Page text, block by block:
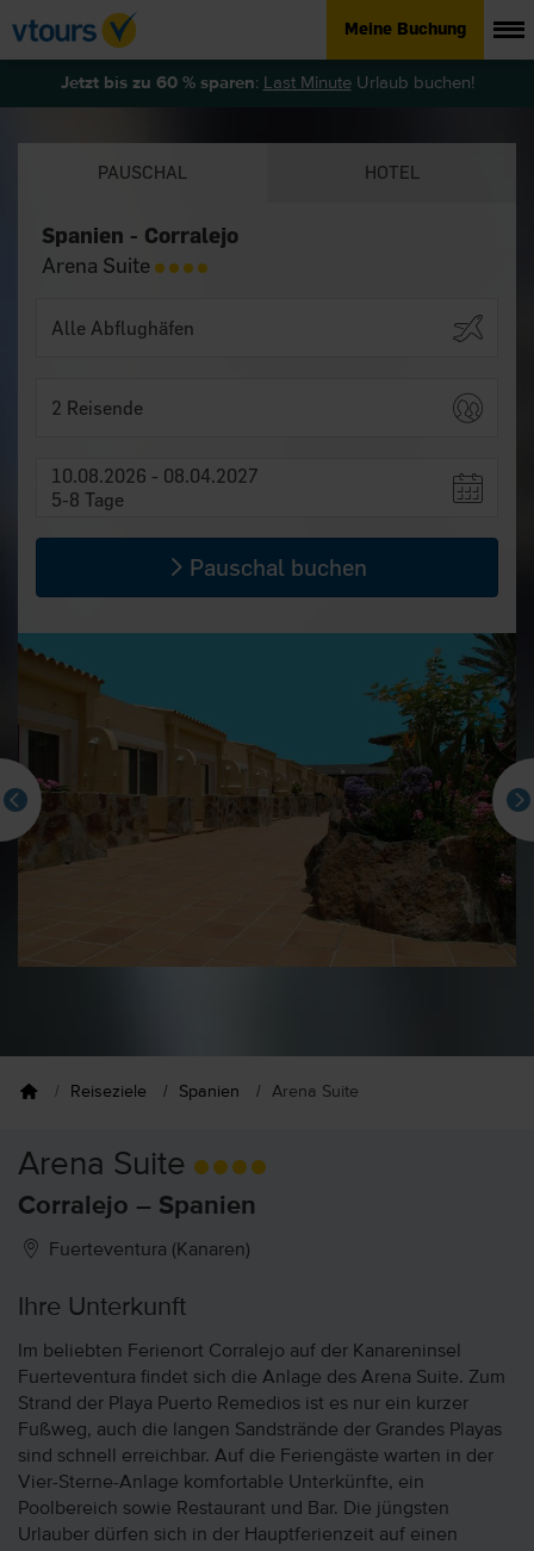
Meine Buchung
Jetzt bis zu 60 % sparen: Last MinuteUrlaub buchen!
PAUSCHAL HOTEL
Spanien - Corralejo
Arena Suite
2 Reisende
10.08.2026 - 08.04.2027
5-8 Tage
Pauschal buchen
Reiseziele Spanien Arena Suite
Arena Suite
Corralejo – Spanien
Fuerteventura (Kanaren)
Ihre Unterkunft
Im beliebten Ferienort Corralejo auf der Kanareninsel
Fuerteventura findet sich die Anlage des Arena Suite. Zum
Strand der Playa Puerto Remedios ist es nur ein kurzer
Fußweg, auch die langen Sandstrände der Grandes Playas
sind schnell erreichbar. Auf die Feriengäste warten in der
Vier-Sterne-Anlage komfortable Unterkünfte, ein
Poolbereich sowie Restaurant und Bar. Die jüngsten
Urlauber dürfen sich in der Hauptferienzeit auf einen